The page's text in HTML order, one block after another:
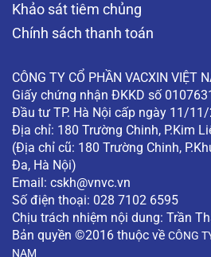
Khảo sát tiêm chủng
Chính sách thanh toán
CÔNG TY CỔ PHẦN VACXIN VIỆT
Giấy chứng nhận ĐKKD số
Đầu tư TP. Hà Nội cấp ngày 11/
Địa chỉ: 180 Trường Chinh, P.Kim
(Địa chỉ cũ: 180 Trường Chinh,
Đa, Hà Nội)
Email: cskh@vnvc.vn
Số điện thoại: 028 7102 6595
Chịu trách nhiệm nội dung: Trần
Bản quyền ©2016 thuộc về CÔNG
NAM